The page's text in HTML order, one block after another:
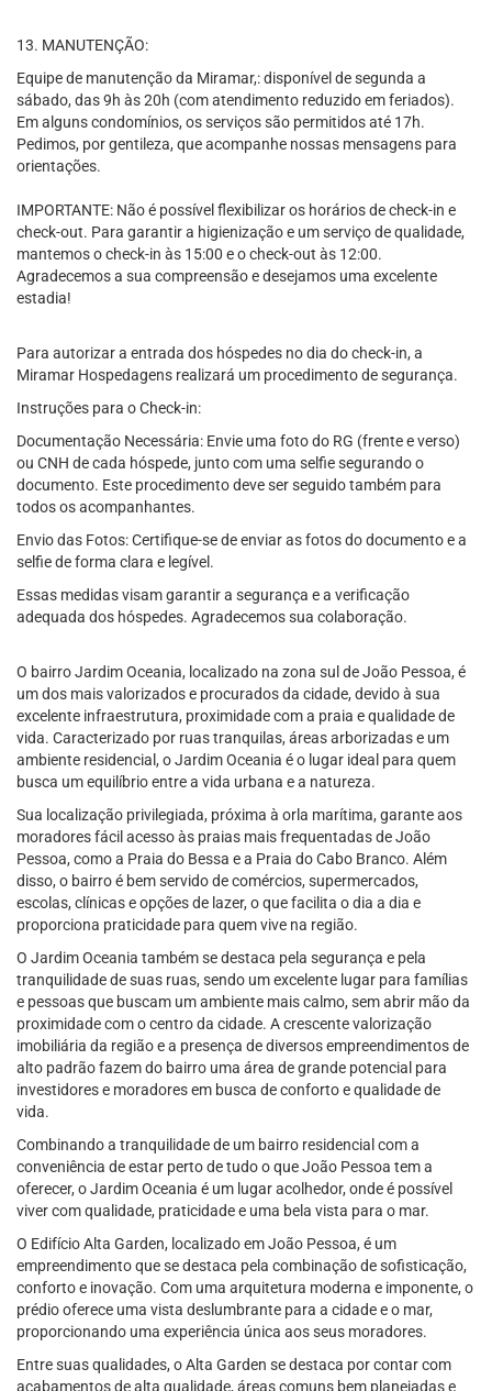
13. MANUTENÇÃO:
Equipe de manutenção da Miramar,: disponível de segunda a
sábado, das 9h às 20h (com atendimento reduzido em feriados).
Em alguns condomínios, os serviços são permitidos até 17h.
Pedimos, por gentileza, que acompanhe nossas mensagens para
orientações.
IMPORTANTE: Não é possível flexibilizar os horários de check-in e
check-out. Para garantir a higienização e um serviço de qualidade,
mantemos o check-in às 15:00 e o check-out às 12:00.
Agradecemos a sua compreensão e desejamos uma excelente
estadia!
Para autorizar a entrada dos hóspedes no dia do check-in, a
Miramar Hospedagens realizará um procedimento de segurança.
Instruções para o Check-in:
Documentação Necessária: Envie uma foto do RG (frente e verso)
ou CNH de cada hóspede, junto com uma selfie segurando o
documento. Este procedimento deve ser seguido também para
todos os acompanhantes.
Envio das Fotos: Certifique-se de enviar as fotos do documento e a
selfie de forma clara e legível.
Essas medidas visam garantir a segurança e a verificação
adequada dos hóspedes. Agradecemos sua colaboração.
O bairro Jardim Oceania, localizado na zona sul de João Pessoa, é
um dos mais valorizados e procurados da cidade, devido à sua
excelente infraestrutura, proximidade com a praia e qualidade de
vida. Caracterizado por ruas tranquilas, áreas arborizadas e um
ambiente residencial, o Jardim Oceania é o lugar ideal para quem
busca um equilíbrio entre a vida urbana e a natureza.
Sua localização privilegiada, próxima à orla marítima, garante aos
moradores fácil acesso às praias mais frequentadas de João
Pessoa, como a Praia do Bessa e a Praia do Cabo Branco. Além
disso, o bairro é bem servido de comércios, supermercados,
escolas, clínicas e opções de lazer, o que facilita o dia a dia e
proporciona praticidade para quem vive na região.
O Jardim Oceania também se destaca pela segurança e pela
tranquilidade de suas ruas, sendo um excelente lugar para famílias
e pessoas que buscam um ambiente mais calmo, sem abrir mão da
proximidade com o centro da cidade. A crescente valorização
imobiliária da região e a presença de diversos empreendimentos de
alto padrão fazem do bairro uma área de grande potencial para
investidores e moradores em busca de conforto e qualidade de
vida.
Combinando a tranquilidade de um bairro residencial com a
conveniência de estar perto de tudo o que João Pessoa tem a
oferecer, o Jardim Oceania é um lugar acolhedor, onde é possível
viver com qualidade, praticidade e uma bela vista para o mar.
O Edifício Alta Garden, localizado em João Pessoa, é um
empreendimento que se destaca pela combinação de sofisticação,
conforto e inovação. Com uma arquitetura moderna e imponente, o
prédio oferece uma vista deslumbrante para a cidade e o mar,
proporcionando uma experiência única aos seus moradores.
Entre suas qualidades, o Alta Garden se destaca por contar com
acabamentos de alta qualidade, áreas comuns bem planejadas e